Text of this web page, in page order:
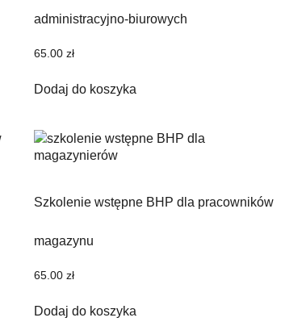
administracyjno-biurowych
65.00 zł
Dodaj do koszyka
Szkolenie wstępne BHP dla pracowników
magazynu
65.00 zł
Dodaj do koszyka